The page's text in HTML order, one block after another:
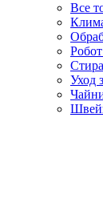
Все
Уход